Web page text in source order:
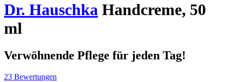
Dr. Hauschka Handcreme, 50
ml
Verwöhnende Pflege für jeden Tag!
23 Bewertungen